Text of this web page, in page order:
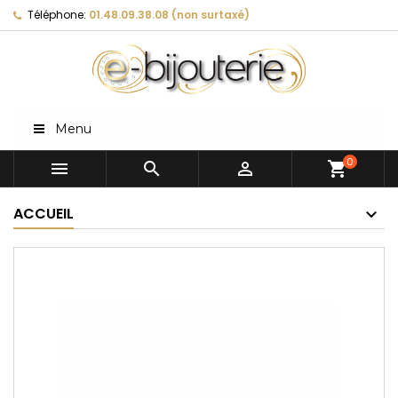
Téléphone: 01.48.09.38.08 (non surtaxé)
Menu
   shopping_cart0
ACCUEIL